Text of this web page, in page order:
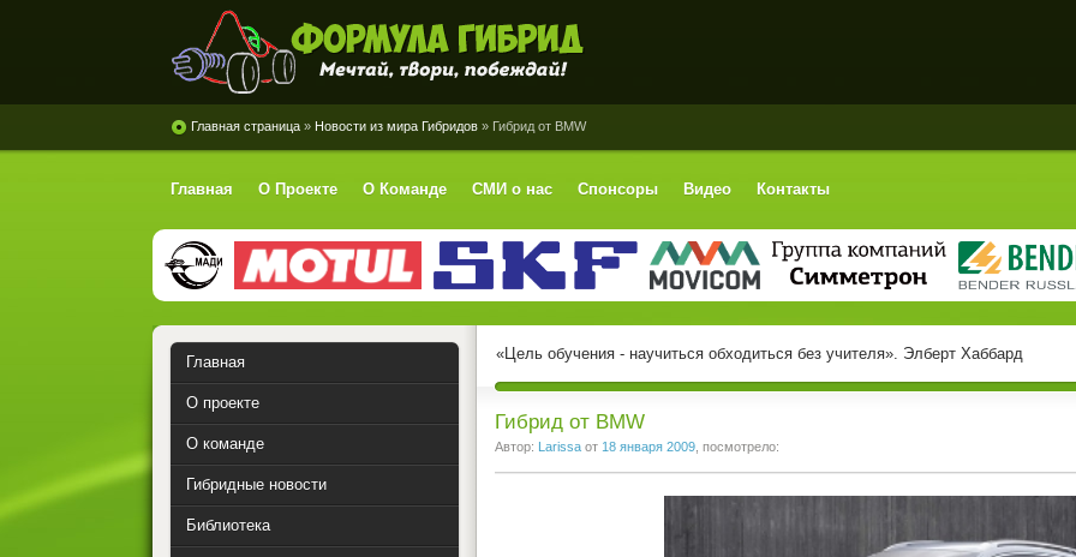
Формула Гибрид
Главная страница » Новости из мира Гибридов » Гибрид от BMW
Главная О Проекте О Команде СМИ о нас Спонсоры Видео Контакты
«Цель обучения - научиться обходиться без учителя». Элберт Хаббард
Гибрид от BMW
Автор: Larissa от 18 января 2009 , посмотрело:
Главная
О проекте
О команде
Гибридные новости
Библиотека